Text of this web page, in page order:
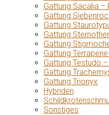
Gattung Sacalia –
Gattung
Gattung
Gattung
Gattung
Gattung
Gattung Testudo
Gattung
Gattung Trionyx
Hybriden
Sonstiges